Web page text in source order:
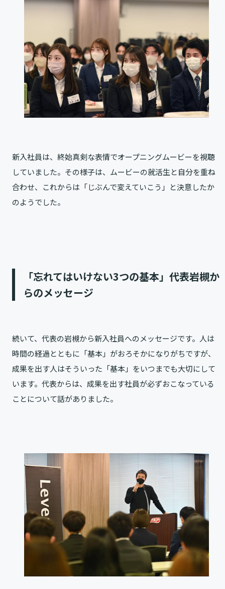
新入社員は、終始真剣な表情でオープニングムービーを視聴
していました。その様子は、ムービーの就活生と自分を重ね
合わせ、これからは「じぶんで変えていこう」と決意したか
のようでした。
「忘れてはいけない3つの基本」代表岩槻か
らのメッセージ
続いて、代表の岩槻から新入社員へのメッセージです。人は
時間の経過とともに「基本」がおろそかになりがちですが、
成果を出す人はそういった「基本」をいつまでも大切にして
います。代表からは、成果を出す社員が必ずおこなっている
ことについて話がありました。